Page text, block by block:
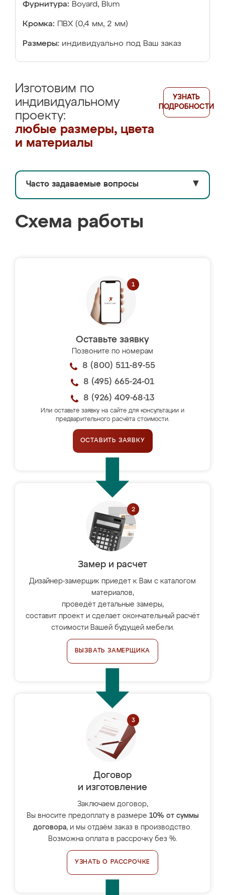
Фурнитура: Boyard, Blum
Кромка: ПВХ (0,4 мм, 2 мм)
Размеры: индивидуально под Ваш заказ
Изготовим по
индивидуальному
проекту:
любые размеры, цвета
и материалы
УЗНАТЬ
ПОДРОБНОСТИ
Часто задаваемые вопросы ▼
Схема работы
Оставьте заявку
Позвоните по номерам
8 (800) 511-89-55
8 (495) 665-24-01
8 (926) 409-68-13
Или оставьте заявку на сайте для консультации и
предварительного расчёта стоимости.
ОСТАВИТЬ ЗАЯВКУ
Замер и расчет
Дизайнер-замерщик приедет к Вам с каталогом
материалов,
проведёт детальные замеры,
составит проект и сделает окончательный расчёт
стоимости Вашей будущей мебели.
ВЫЗВАТЬ ЗАМЕРЩИКА
Договор
и изготовление
Заключаем договор,
Вы вносите предоплату в размере 10% от суммы
договора, и мы отдаём заказ в производство.
Возможна оплата в рассрочку без %.
УЗНАТЬ О РАССРОЧКЕ